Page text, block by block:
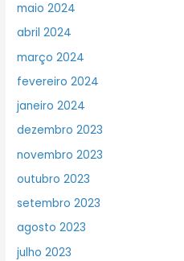
maio 2024
abril 2024
março 2024
fevereiro 2024
janeiro 2024
dezembro 2023
novembro 2023
outubro 2023
setembro 2023
agosto 2023
julho 2023